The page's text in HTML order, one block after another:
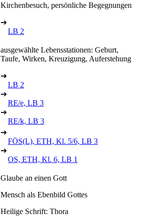
Kirchenbesuch, persönliche Begegnungen
➔
LB 2
ausgewählte Lebensstationen: Geburt,
Taufe, Wirken, Kreuzigung, Auferstehung
➔
LB 2
➔
RE/e, LB 3
➔
RE/k, LB 3
➔
FÖS(L), ETH, Kl. 5/6, LB 3
➔
OS, ETH, Kl. 6, LB 1
Glaube an einen Gott
Mensch als Ebenbild Gottes
Heilige Schrift: Thora